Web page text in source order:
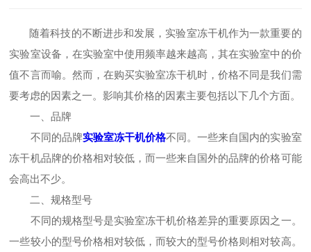
随着科技的不断进步和发展，实验室冻干机作为一款重要的
实验室设备，在实验室中使用频率越来越高，其在实验室中的价
值不言而喻。然而，在购买实验室冻干机时，价格不同是我们需
要考虑的因素之一。影响其价格的因素主要包括以下几个方面。
一、品牌
不同的品牌实验室冻干机价格不同。一些来自国内的实验室
冻干机品牌的价格相对较低，而一些来自国外的品牌的价格可能
会高出不少。
二、规格型号
不同的规格型号是实验室冻干机价格差异的重要原因之一。
一些较小的型号价格相对较低，而较大的型号价格则相对较高。